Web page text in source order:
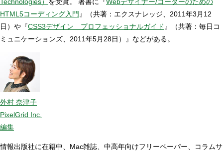
HTML5コーディング入門 』（共著：エクスナレッジ、2011年3月12
日）や『CSS3デザイン プロフェッショナルガイド 』（共著：毎日コ
ミュニケーションズ、2011年5月28日）』などがある。
外村 奈津子
PixelGrid Inc.
編集
情報出版社に在籍中、Mac雑誌、中高年向けフリーペーパー、コラムサ